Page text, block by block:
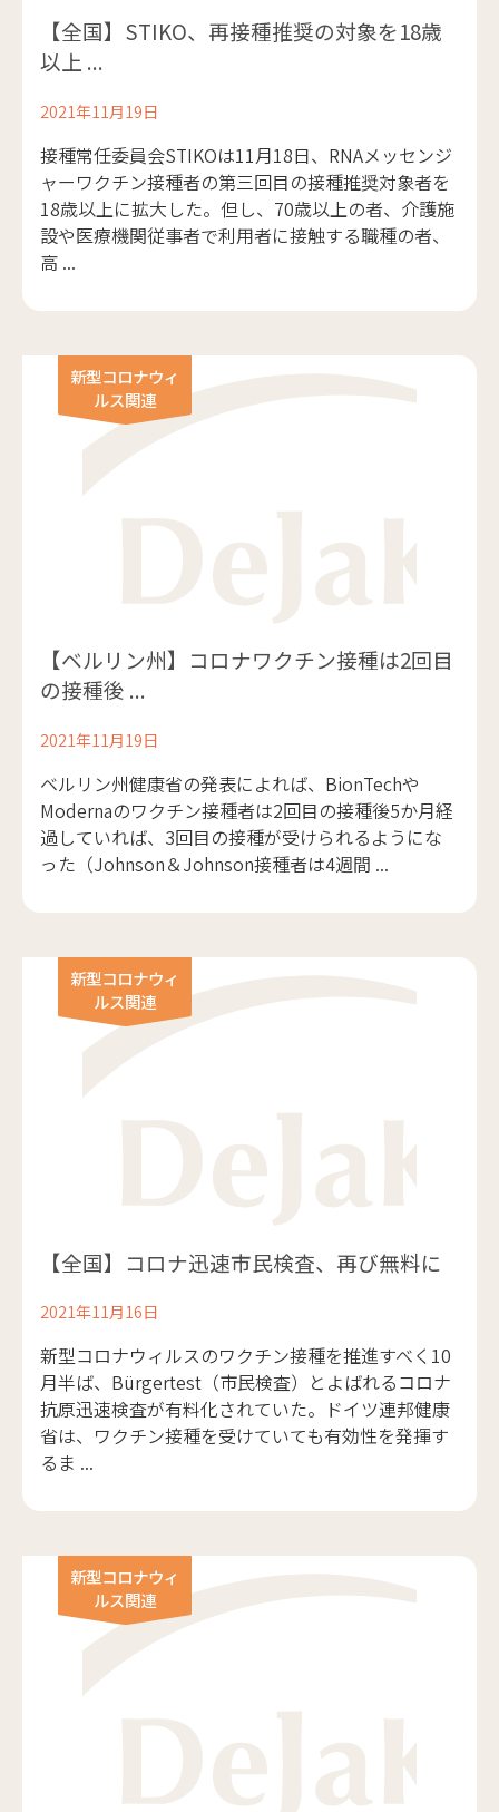
【全国】STIKO、再接種推奨の対象を18歳
以上 ...
2021年11月19日
接種常任委員会STIKOは11月18日、RNAメッセンジ
ャーワクチン接種者の第三回目の接種推奨対象者を
18歳以上に拡大した。但し、70歳以上の者、介護施
設や医療機関従事者で利用者に接触する職種の者、
高 ...
新型コロナウィ
ルス関連
【ベルリン州】コロナワクチン接種は2回目
の接種後 ...
2021年11月19日
ベルリン州健康省の発表によれば、BionTechや
Modernaのワクチン接種者は2回目の接種後5か月経
過していれば、3回目の接種が受けられるようにな
った（Johnson＆Johnson接種者は4週間 ...
新型コロナウィ
ルス関連
【全国】コロナ迅速市民検査、再び無料に
2021年11月16日
新型コロナウィルスのワクチン接種を推進すべく10
月半ば、Bürgertest（市民検査）とよばれるコロナ
抗原迅速検査が有料化されていた。ドイツ連邦健康
省は、ワクチン接種を受けていても有効性を発揮す
るま ...
新型コロナウィ
ルス関連